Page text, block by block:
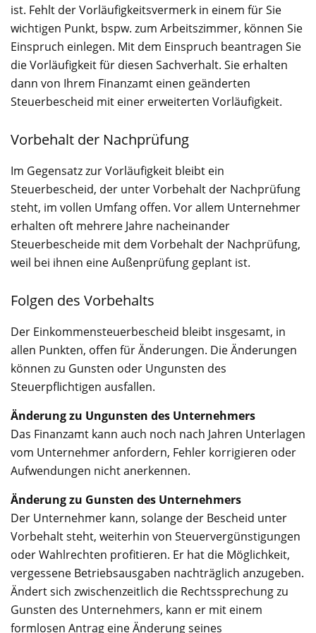
ist. Fehlt der Vorläufigkeitsvermerk in einem für Sie
wichtigen Punkt, bspw. zum Arbeitszimmer, können Sie
Einspruch einlegen. Mit dem Einspruch beantragen Sie
die Vorläufigkeit für diesen Sachverhalt. Sie erhalten
dann von Ihrem Finanzamt einen geänderten
Steuerbescheid mit einer erweiterten Vorläufigkeit.
Vorbehalt der Nachprüfung
Im Gegensatz zur Vorläufigkeit bleibt ein
Steuerbescheid, der unter Vorbehalt der Nachprüfung
steht, im vollen Umfang offen. Vor allem Unternehmer
erhalten oft mehrere Jahre nacheinander
Steuerbescheide mit dem Vorbehalt der Nachprüfung,
weil bei ihnen eine Außenprüfung geplant ist.
Folgen des Vorbehalts
Der Einkommensteuerbescheid bleibt insgesamt, in
allen Punkten, offen für Änderungen. Die Änderungen
können zu Gunsten oder Ungunsten des
Steuerpflichtigen ausfallen.
Änderung zu Ungunsten des Unternehmers
Das Finanzamt kann auch noch nach Jahren Unterlagen
vom Unternehmer anfordern, Fehler korrigieren oder
Aufwendungen nicht anerkennen.
Änderung zu Gunsten des Unternehmers
Der Unternehmer kann, solange der Bescheid unter
Vorbehalt steht, weiterhin von Steuervergünstigungen
oder Wahlrechten profitieren. Er hat die Möglichkeit,
vergessene Betriebsausgaben nachträglich anzugeben.
Ändert sich zwischenzeitlich die Rechtssprechung zu
Gunsten des Unternehmers, kann er mit einem
formlosen Antrag eine Änderung seines